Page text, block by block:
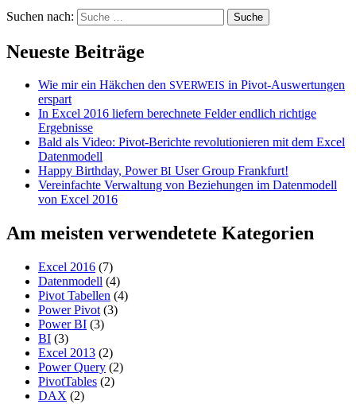
Suchen nach:
Neueste Beiträge
Wie mir ein Häkchen den SVERWEIS in Pivot-Auswertungen
erspart
In Excel 2016 liefern berechnete Felder endlich richtige
Ergebnisse
Bald als Video: Pivot-Berichte revolutionieren mit dem Excel
Datenmodell
Happy Birthday, PowerBI User Group Frankfurt!
Vereinfachte Verwaltung von Beziehungen im Datenmodell
von Excel 2016
Am meisten verwendetete Kategorien
Excel 2016 (7)
Datenmodell (4)
Pivot Tabellen (4)
Power Pivot (3)
Power BI (3)
BI (3)
Excel 2013 (2)
Power Query (2)
PivotTables (2)
DAX (2)